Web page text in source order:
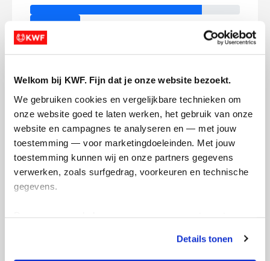
Welkom bij KWF. Fijn dat je onze website bezoekt.
We gebruiken cookies en vergelijkbare technieken om
onze website goed te laten werken, het gebruik van onze
website en campagnes te analyseren en — met jouw
toestemming — voor marketingdoeleinden. Met jouw
toestemming kunnen wij en onze partners gegevens
verwerken, zoals surfgedrag, voorkeuren en technische
gegevens.
tonen. Je kunt je toestemming op elk moment wijzigen of
intrekken via Cookie instellingen onderaan de pagina. De
Details tonen
Mijn activiteiten volgen
316
kms
Manon's badges